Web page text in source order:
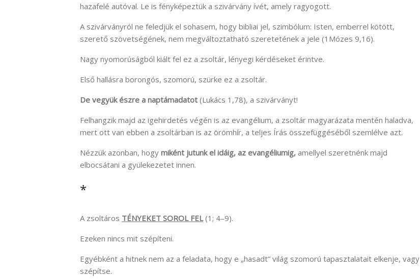
hazafelé autóval. Le is fényképeztük a szivárvány ívét, amely ragyogott.
A szivárványról ne feledjük el sohasem, hogy bibliai jel, szimbólum: Isten, emberrel kötött,
szerető szövetségének, nem megváltoztatható szeretetének a jele (1Mózes 9,16).
Nagy nyomorúságból kiált fel ez a zsoltár, lényegi kérdéseket érintve.
Első hallásra borongós, szomorú, szürke ez a zsoltár.
De vegyük észre a naptámadatot (Lukács 1,78), a szivárványt!
Felhangzik majd az igehirdetés végén is az evangélium, a zsoltár magyarázata mentén haladva,
mert ott van ebben a zsoltárban is az örömhír, a teljes Írás összefüggéséből szemlélve azt.
Nézzük azonban, hogy miként jutunk el idáig, az evangéliumig, amellyel szeretnénk majd
elbocsátani a gyülekezetet innen.
*
A zsoltáros TÉNYEKET SOROL FEL(1; 4–9).
Ezeken nincs mit szépíteni.
Egyébként a hitnek nem az a feladata, hogy e „hasadt” világ szomorú tapasztalatait elkenje, vagy
szépítse.